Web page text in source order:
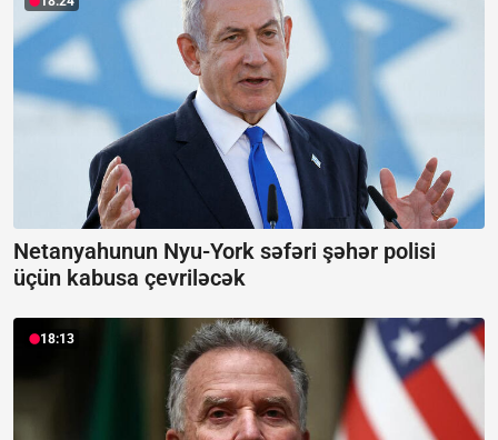
Netanyahunun Nyu-York səfəri şəhər polisi
üçün kabusa çevriləcək
18:13